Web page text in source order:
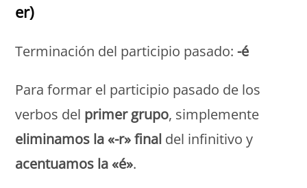
er)
Terminación del participio pasado:-é
Para formar el participio pasado de los
verbos del primer grupo, simplemente
eliminamos la «-r» final del infinitivo y
acentuamos la «é».